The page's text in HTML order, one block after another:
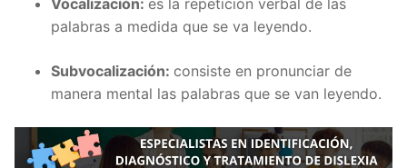
Vocalización: es la repetición verbal de las
palabras a medida que se va leyendo.
Subvocalización: consiste en pronunciar de
manera mental las palabras que se van leyendo.